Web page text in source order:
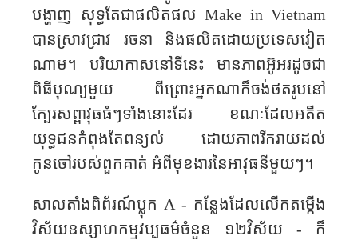
បង្ហាញ សុទ្ធតែជាផលិតផល Make in Vietnam
បានស្រាវជ្រាវ រចនា និងផលិត​ដោយ​ប្រទេស​​វៀត​
ណាម​។ បរិយាកាសនៅទីនេះ​ មានភាពអ៊ូអរដូចជា
ពិធី​បុណ្យមួយ ពីព្រោះ​អ្នកណាក៏ចង់ថត​រូបនៅ​
ក្បែរសព្ពាវុធ​ធំៗ​ទាំងនោះដែរ ខណៈដែល​អតីត
យុទ្ធជន​កំពុងតែ​ពន្យល់ ដោយភាព​រីករាយ​ដល់
កូនចៅ​របស់ពួកគាត់​ អំពីមុខងារនៃអាវុធ​នីមួយៗ​។
សាលតាំងពិព័រណ៍ប្លុក A - កន្លែងដែលលើកតម្កើង
វិស័យឧស្សាហកម្មវប្បធម៌ចំនួន ១២វិស័យ - ក៏